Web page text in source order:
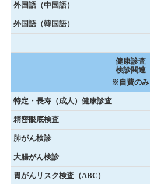
外国語（中国語）
外国語（韓国語）
健康診査
検診関連
※自費のみ
特定・長寿（成人）健康診査
精密眼底検査
肺がん検診
大腸がん検診
胃がんリスク検査（ABC）